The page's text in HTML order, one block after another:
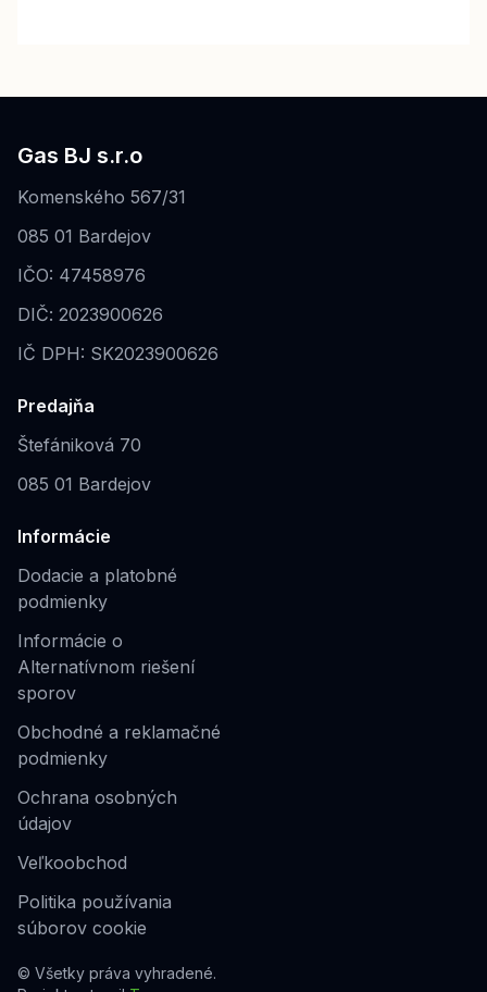
Gas BJ s.r.o
Komenského 567/31
085 01 Bardejov
IČO: 47458976
DIČ: 2023900626
IČ DPH: SK2023900626
Predajňa
Štefániková 70
085 01 Bardejov
Informácie
Dodacie a platobné
podmienky
Informácie o
Alternatívnom riešení
sporov
Obchodné a reklamačné
podmienky
Ochrana osobných
údajov
Veľkoobchod
Politika používania
súborov cookie
© Všetky práva vyhradené.